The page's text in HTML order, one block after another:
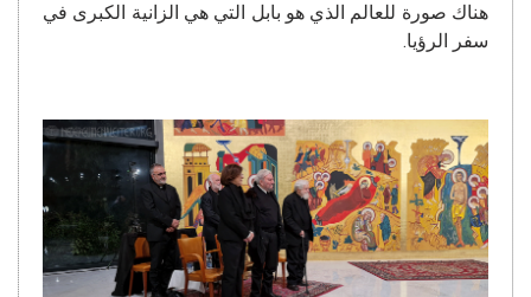
هناك صورة للعالم الذي هو بابل التي هي الزانية الكبرى في
سفر الرؤيا.